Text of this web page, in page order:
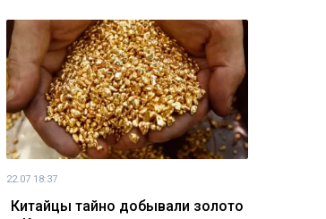
22.07 18:37
Китайцы тайно добывали золото